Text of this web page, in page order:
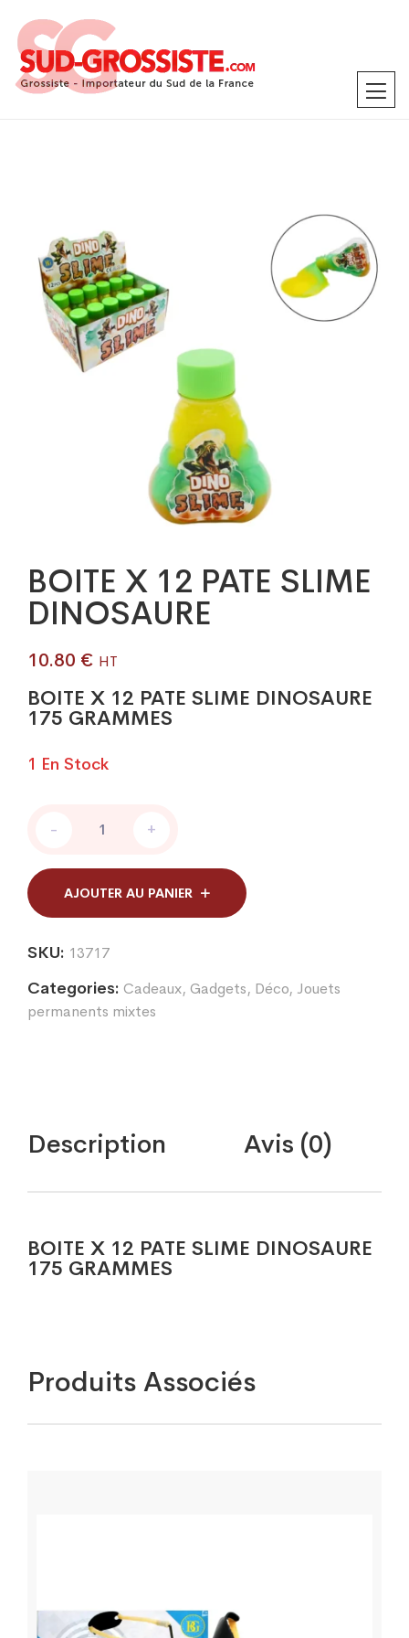
BOITE X 12 PATE SLIME
DINOSAURE
10.80 € HT
BOITE X 12 PATE SLIME DINOSAURE
175 GRAMMES
1 En Stock
PATE
SLIME
DINOSAURE
- +
AJOUTER AU PANIER
SKU: 13717
Categories: Cadeaux, Gadgets, Déco, Jouets
permanents mixtes
Description Avis (0)
BOITE X 12 PATE SLIME DINOSAURE
175 GRAMMES
Produits Associés